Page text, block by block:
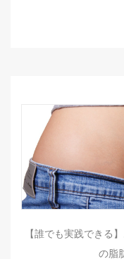
【誰でも実践できる
の脂